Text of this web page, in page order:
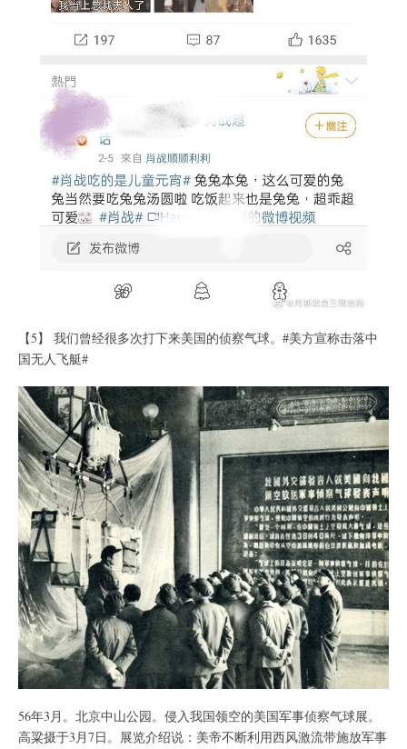
【5】 我们曾经很多次打下来美国的侦察气球。#美方宣称击落中
国无人飞艇#
56年3月。北京中山公园。侵入我国领空的美国军事侦察气球展。
高粱摄于3月7日。展览介绍说：美帝不断利用西风激流带施放军事